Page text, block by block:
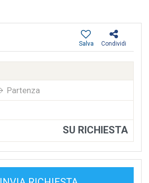
Condividi
Salva
Partenza
SU RICHIESTA